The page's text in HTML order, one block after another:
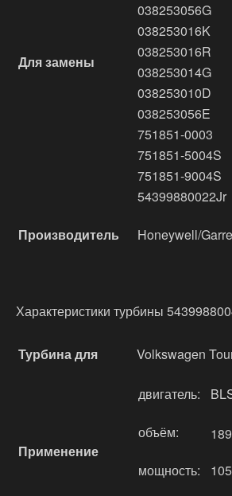
Для замены
038253056G
038253016K
038253016R
038253014G
038253010D
038253056E
751851-0003
751851-5004S
751851-9004S
54399880022Jr
Производитель Honeywell/
Характеристики турбины
Турбина для Volkswagen
Применение
двигатель:
объём:
мощность: